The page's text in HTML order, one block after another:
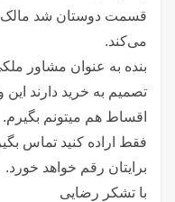
قسمت دوستان شد مالک
می‌کند.
بنده به عنوان مشاور
اقساط هم میتونم بگیرم.
فقط اراده کنید تماس
برایتان رقم خواهد خورد.
با تشکر رضایی